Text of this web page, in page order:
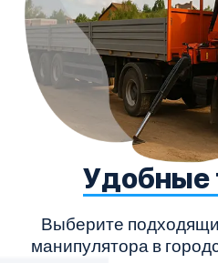
Удобные
Выберите
манипулятора в